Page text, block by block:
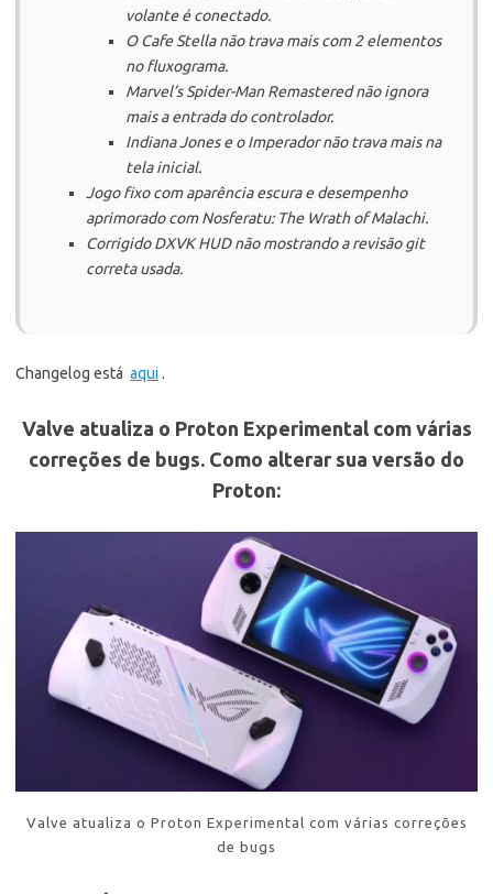
volante é conectado.
O Cafe Stella não trava mais com 2 elementos
no fluxograma.
Marvel’s Spider-Man Remastered não ignora
mais a entrada do controlador.
Indiana Jones e o Imperador não trava mais na
tela inicial.
Jogo fixo com aparência escura e desempenho
aprimorado com Nosferatu: The Wrath of Malachi.
Corrigido DXVK HUD não mostrando a revisão git
correta usada.
Changelog está aqui .
Valve atualiza o Proton Experimental com várias
correções de bugs. Como alterar sua versão do
Proton:
Valve atualiza o Proton Experimental com várias correções
de bugs